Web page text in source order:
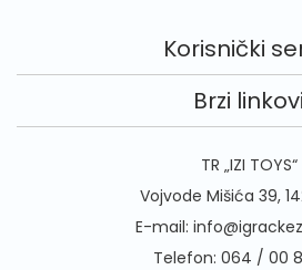
Korisnički
Brzi linkovi
TR „IZI TOYS“
Vojvode Mišića 39,
E-mail:
Telefon: 064 / 00